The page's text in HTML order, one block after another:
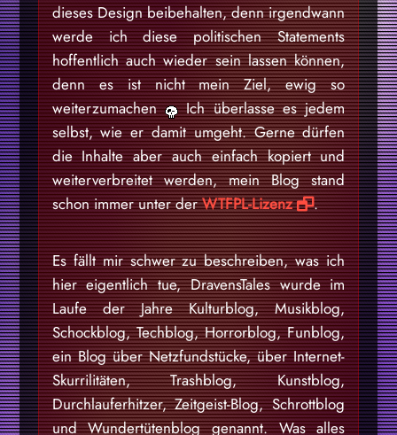
dieses Design beibehalten, denn irgendwann
werde ich diese politischen Statements
hoffentlich auch wieder sein lassen können,
denn es ist nicht mein Ziel, ewig so
weiterzumachen
Ich überlasse es jedem
selbst, wie er damit umgeht. Gerne dürfen
die Inhalte aber auch einfach kopiert und
weiterverbreitet werden, mein Blog stand
schon immer unter derWTFPL-Lizenz .
Es fällt mir schwer zu beschreiben, was ich
hier eigentlich tue, DravensTales wurde im
Laufe der Jahre Kulturblog, Musikblog,
Schockblog, Techblog, Horrorblog, Funblog,
ein Blog über Netzfundstücke, über Internet-
Skurrilitäten, Trashblog, Kunstblog,
Durchlauferhitzer, Zeitgeist-Blog, Schrottblog
und Wundertütenblog genannt. Was alles